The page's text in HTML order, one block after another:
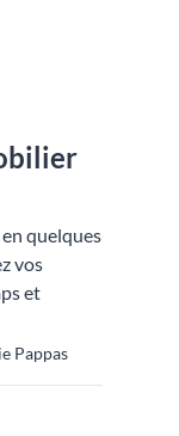
quelques
vos
et
Pappas